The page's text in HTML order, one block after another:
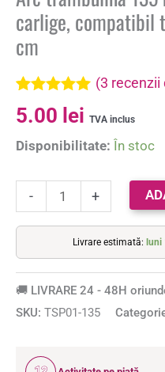
carlige,
cm
Evaluat la
5.00din 5 pe
3
evaluări de
(3 recenzii
5.00 lei TVA inclus
Disponibilitate: În stoc
- +
Livrare estimată: luni
🚚 LIVRARE 24 - 48H
SKU: TSP01-135